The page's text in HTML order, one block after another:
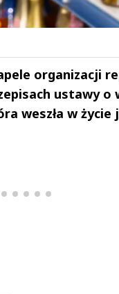
organizacji
ustawy o
weszła w życie